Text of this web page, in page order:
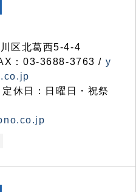
区北葛西5-4-4
：03-3688-3763 / y
休日：日曜日・祝祭